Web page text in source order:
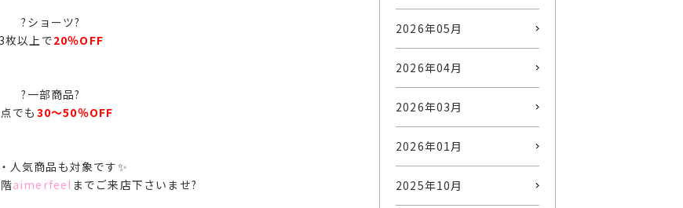
?ショーツ?
3枚以上で20％OFF
?一部商品?
でも 30～50％OFF
人気商品も対象です✨
aimerfeel までご来店下さいませ?
2026年05月
2026年04月
2026年03月
2026年01月
2025年10月